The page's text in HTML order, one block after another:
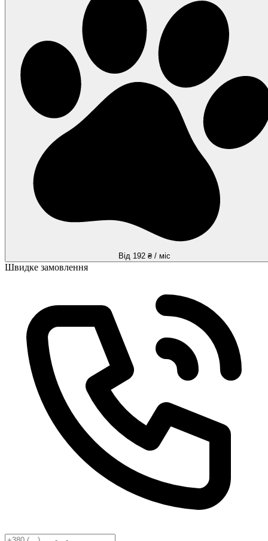
Від 192 ₴ / міс
Швидке замовлення